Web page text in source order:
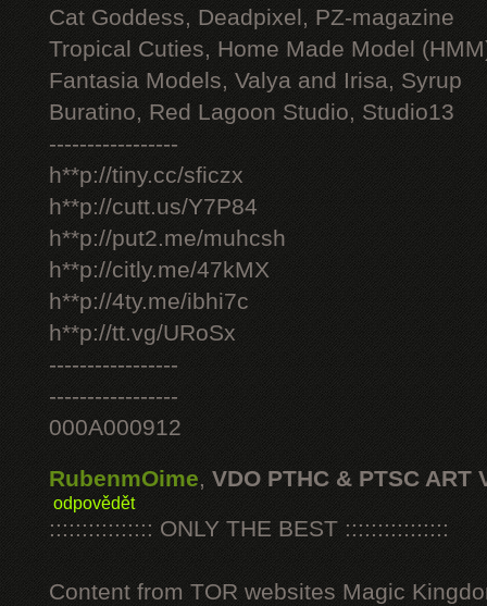
Cat Goddess, Deadpixel, PZ-magazine
Tropical Cuties, Home Made Model
Fantasia Models, Valya and Irisa, Syrup
Buratino, Red Lagoon Studio, Studio13
-----------------
h**p://tiny.cc/sficzx
h**p://cutt.us/Y7P84
h**p://put2.me/muhcsh
h**p://citly.me/47kMX
h**p://4ty.me/ibhi7c
h**p://tt.vg/URoSx
-----------------
-----------------
000A000912
RubenmOime, VDO PTHC & PTSC ART
odpovědět
:::::::::::::::: ONLY THE BEST ::::::::::::::::
Content from TOR websites Magic